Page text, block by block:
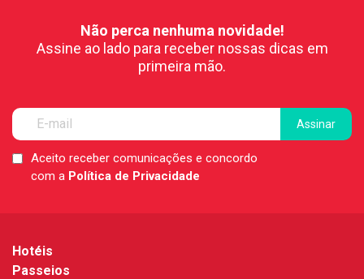
Não perca nenhuma novidade!
Assine ao lado para receber nossas dicas em
primeira mão.
LGPDAceito receber comunicações e concordo
com a Política de Privacidade
Hotéis
Passeios